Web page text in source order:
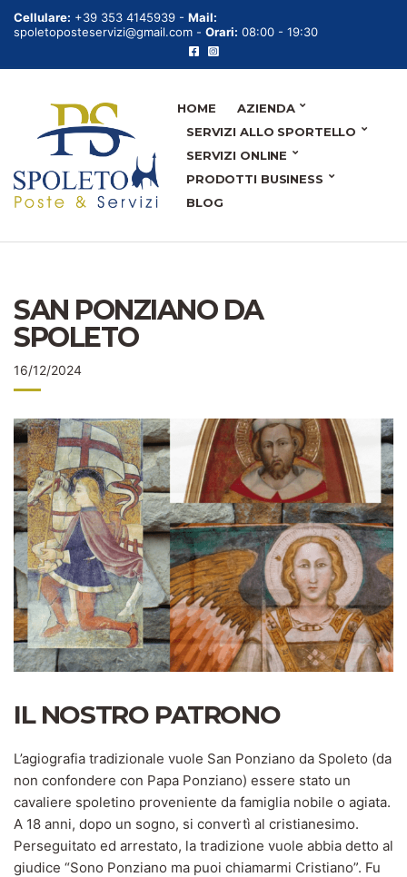
Cellulare: +39 353 4145939 - Mail:
spoletoposteservizi@gmail.com - Orari: 08:00 - 19:30
HOME
AZIENDA
SERVIZI ALLO SPORTELLO
SERVIZI ONLINE
PRODOTTI BUSINESS
BLOG
SAN PONZIANO DA
SPOLETO
16/12/2024
IL NOSTRO PATRONO
L’agiografia tradizionale vuole San Ponziano da Spoleto (da
non confondere con Papa Ponziano) essere stato un
cavaliere spoletino proveniente da famiglia nobile o agiata.
A 18 anni, dopo un sogno, si convertì al cristianesimo.
Perseguitato ed arrestato, la tradizione vuole abbia detto al
giudice “Sono Ponziano ma puoi chiamarmi Cristiano”. Fu